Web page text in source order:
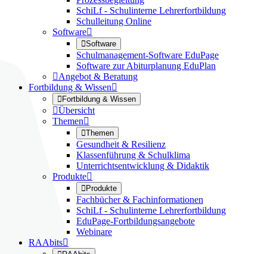
SchiLf - Schulinterne Lehrerfortbildung
Schulleitung Online
Software
Software
Schulmanagement-Software EduPage
Software zur Abiturplanung EduPlan
Angebot & Beratung
Fortbildung & Wissen
Fortbildung & Wissen
Übersicht
Themen
Themen
Gesundheit & Resilienz
Klassenführung & Schulklima
Unterrichtsentwicklung & Didaktik
Produkte
Produkte
Fachbücher & Fachinformationen
SchiLf - Schulinterne Lehrerfortbildung
EduPage-Fortbildungsangebote
Webinare
RAAbits